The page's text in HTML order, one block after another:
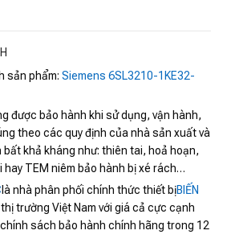
sản phẩm: Siemens 6SL3210-1KE32-
được bảo hành khi sử dụng, vận hành,
theo các quy định của nhà sản xuất và
khả kháng như: thiên tai, hoả hoạn,
hay TEM niêm bảo hành bị xé rách…
là nhà phân phối chính thức thiết bịBIẾN
trường Việt Nam với giá cả cực cạnh
sách bảo hành chính hãng trong 12